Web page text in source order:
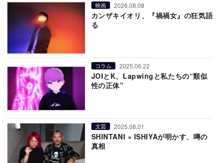
映画 2026.08.08
カンザキイオリ、『禍禍女』の狂気語
る
コラム 2025.06.22
JOIとK、Lapwingと私たちの“類似
性の正体”
文芸 2025.08.01
SHINTANI × ISHIYAが明かす、噂の
真相